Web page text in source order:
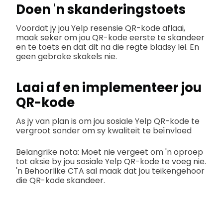
Doen 'n skanderingstoets
Voordat jy jou Yelp resensie QR-kode aflaai,
maak seker om jou QR-kode eerste te skandeer
en te toets en dat dit na die regte bladsy lei. En
geen gebroke skakels nie.
Laai af en implementeer jou
QR-kode
As jy van plan is om jou sosiale Yelp QR-kode te
vergroot sonder om sy kwaliteit te beïnvloed
Belangrike nota: Moet nie vergeet om 'n oproep
tot aksie by jou sosiale Yelp QR-kode te voeg nie.
'n Behoorlike CTA sal maak dat jou teikengehoor
die QR-kode skandeer.